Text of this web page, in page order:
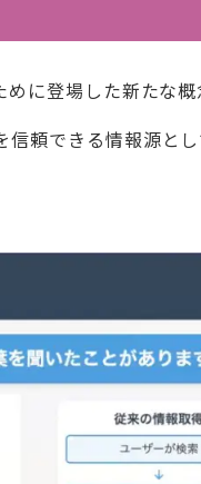
に登場した新たな概
頼できる情報源と